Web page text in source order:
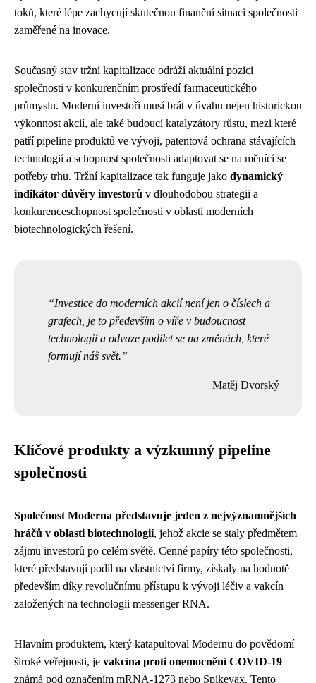
toků, které lépe zachycují skutečnou finanční situaci společnosti
zaměřené na inovace.
Současný stav tržní kapitalizace odráží aktuální pozici
společnosti v konkurenčním prostředí farmaceutického
průmyslu. Moderní investoři musí brát v úvahu nejen historickou
výkonnost akcií, ale také budoucí katalyzátory růstu, mezi které
patří pipeline produktů ve vývoji, patentová ochrana stávajících
technologií a schopnost společnosti adaptovat se na měnící se
potřeby trhu. Tržní kapitalizace tak funguje jako dynamický
indikátor důvěry investorů v dlouhodobou strategii a
konkurenceschopnost společnosti v oblasti moderních
biotechnologických řešení.
Investice do moderních akcií není jen o číslech a
grafech, je to především o víře v budoucnost
technologií a odvaze podílet se na změnách, které
formují náš svět.
Matěj Dvorský
Klíčové produkty a výzkumný pipeline
společnosti
Společnost Moderna představuje jeden z nejvýznamnějších
hráčů v oblasti biotechnologií, jehož akcie se staly předmětem
zájmu investorů po celém světě. Cenné papíry této společnosti,
které představují podíl na vlastnictví firmy, získaly na hodnotě
především díky revolučnímu přístupu k vývoji léčiv a vakcín
založených na technologii messenger RNA.
Hlavním produktem, který katapultoval Modernu do povědomí
široké veřejnosti, je vakcína proti onemocnění COVID-19
známá pod označením mRNA-1273 nebo Spikevax. Tento